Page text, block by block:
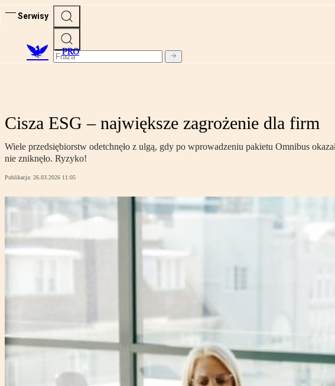
Serwisy
PRO
Cisza ESG – największe zagrożenie dla firm
Wiele przedsiębiorstw odetchnęło z ulgą, gdy po wprowadzeniu pakietu Omnibus
nie zniknęło. Ryzyko!
Publikacja: 26.03.2026 11:05